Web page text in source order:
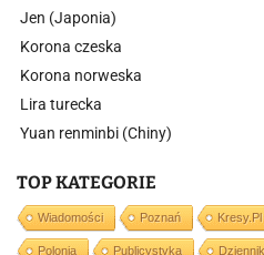
Jen (Japonia)
Korona czeska
Korona norweska
Lira turecka
Yuan renminbi (Chiny)
TOP KATEGORIE
Wiadomości Poznań Kresy.pl
Polonia Publicystyka